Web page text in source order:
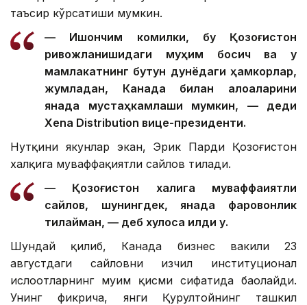
таъсир кўрсатиши мумкин.
— Ишончим комилки, бу Қозоғистон
ривожланишидаги муҳим босқич ва у
мамлакатнинг бутун дунёдаги ҳамкорлар,
жумладан, Канада билан алоқаларини
янада мустаҳкамлаши мумкин, — деди
Xena Distribution вице-президенти.
Нутқини якунлар экан, Эрик Парди Қозоғистон
халқига муваффақиятли сайлов тилади.
— Қозоғистон халқига муваффақиятли
сайлов, шунингдек, янада фаровонлик
тилайман, — деб хулоса қилди у.
Шундай қилиб, Канада бизнес вакили 23
августдаги сайловни изчил институционал
ислоҳотларнинг муҳим қисми сифатида баҳолайди.
Унинг фикрича, янги Қурултойнинг ташкил